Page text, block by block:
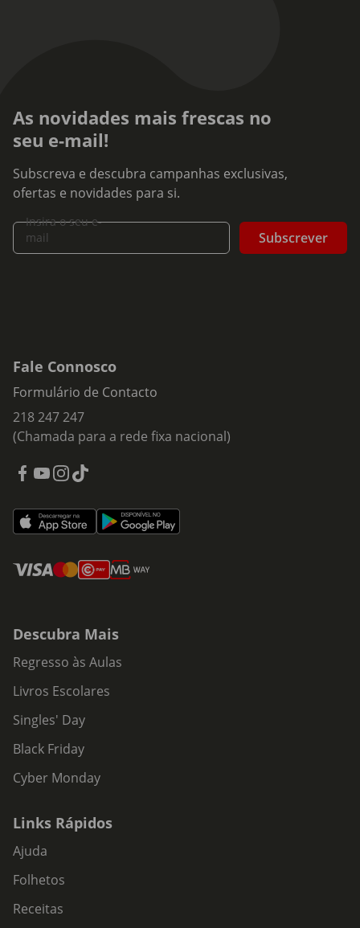
As novidades mais frescas no
seu e-mail!
Subscreva e descubra campanhas exclusivas,
ofertas e novidades para si.
Insira o seu e-
mail
Subscrever
Fale Connosco
Formulário de Contacto
218 247 247
(Chamada para a rede fixa nacional)
Descubra Mais
Regresso às Aulas
Livros Escolares
Singles' Day
Black Friday
Cyber Monday
Links Rápidos
Ajuda
Folhetos
Receitas